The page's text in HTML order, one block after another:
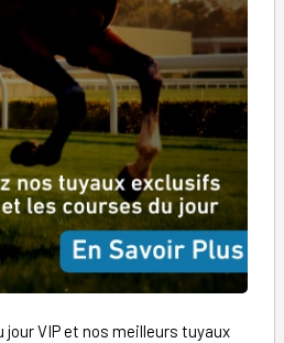
jour VIP et nos meilleurs tuyaux